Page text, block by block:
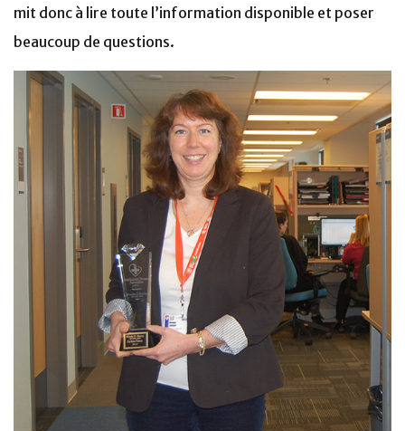
mit donc à lire toute l’information disponible et poser
beaucoup de questions.